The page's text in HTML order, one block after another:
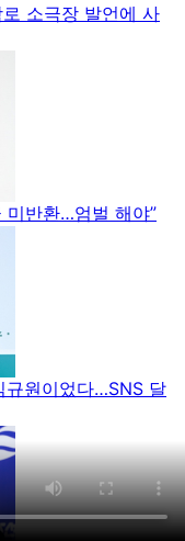
로 소극장 발언에 사
미반환…엄벌 해야”
규원이었다…SNS 달